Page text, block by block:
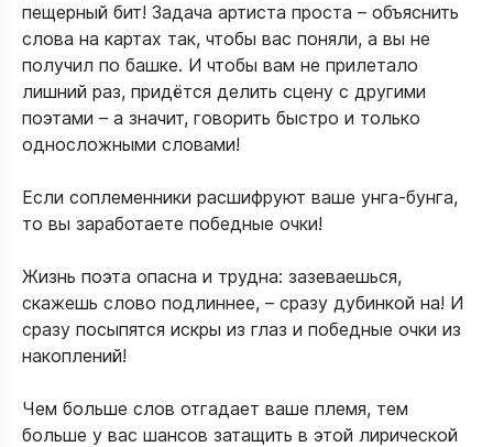
пещерный бит! Задача артиста проста – объяснить
слова на картах так, чтобы вас поняли, а вы не
получил по башке. И чтобы вам не прилетало
лишний раз, придётся делить сцену с другими
поэтами – а значит, говорить быстро и только
односложными словами!
Если соплеменники расшифруют ваше унга-бунга,
то вы заработаете победные очки!
Жизнь поэта опасна и трудна: зазеваешься,
скажешь слово подлиннее, – сразу дубинкой на! И
сразу посыпятся искры из глаз и победные очки из
накоплений!
Чем больше слов отгадает ваше племя, тем
больше у вас шансов затащить в этой лирической